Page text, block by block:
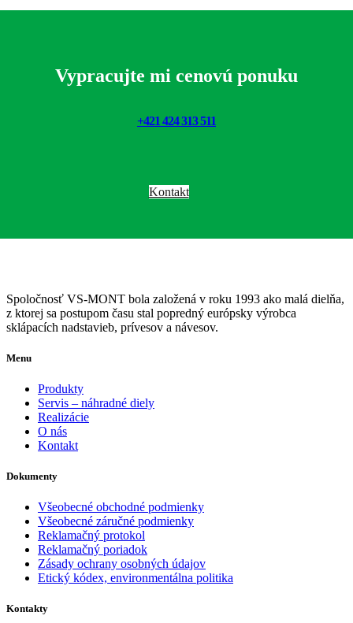
Vypracujte mi cenovú ponuku
+421 424 313 511
Kontakt
Spoločnosť VS-MONT bola založená v roku 1993 ako malá dielňa,
z ktorej sa postupom času stal popredný európsky výrobca
sklápacích nadstavieb, prívesov a návesov.
Menu
Produkty
Servis – náhradné diely
Realizácie
O nás
Kontakt
Dokumenty
Všeobecné obchodné podmienky
Všeobecné záručné podmienky
Reklamačný protokol
Reklamačný poriadok
Zásady ochrany osobných údajov
Etický kódex, environmentálna politika
Kontakty